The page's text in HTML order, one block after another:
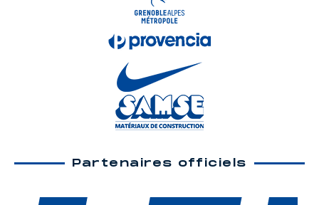
Partenaires officiels